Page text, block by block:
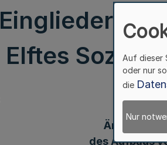
Elftes
Änderung
des Aufbaus
Auf dieser
oder nur
die
Nur